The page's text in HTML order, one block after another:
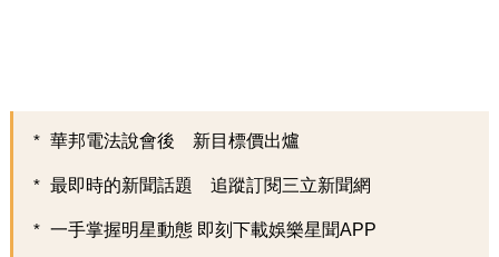
華邦電法說會後 新目標價出爐
最即時的新聞話題 追蹤訂閱三立新聞網
一手掌握明星動態 即刻下載娛樂星聞APP